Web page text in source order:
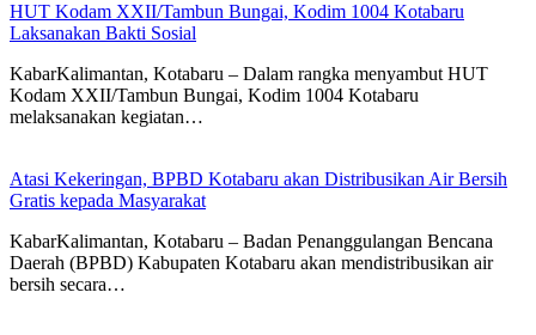
HUT Kodam XXII/Tambun Bungai, Kodim 1004 Kotabaru
Laksanakan Bakti Sosial
KabarKalimantan, Kotabaru – Dalam rangka menyambut HUT
Kodam XXII/Tambun Bungai, Kodim 1004 Kotabaru
melaksanakan kegiatan…
Atasi Kekeringan, BPBD Kotabaru akan Distribusikan Air Bersih
Gratis kepada Masyarakat
KabarKalimantan, Kotabaru – Badan Penanggulangan Bencana
Daerah (BPBD) Kabupaten Kotabaru akan mendistribusikan air
bersih secara…